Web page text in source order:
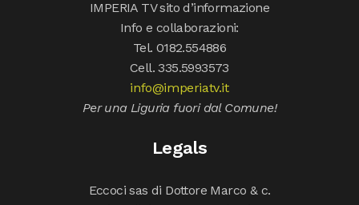
IMPERIA TV sito d’informazione
Info e collaborazioni:
Tel. 0182.554886
Cell. 335.5993573
info@imperiatv.it
Per una Liguria fuori dal Comune!
Legals
Eccoci sas di Dottore Marco & c.